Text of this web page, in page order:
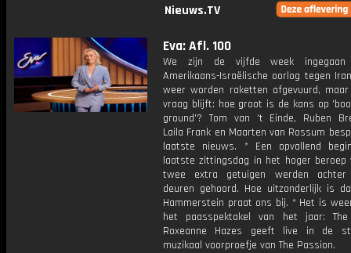
Nieuws.TV
Eva: Afl. 100
We zijn de vijfde week
Amerikaans-Israëlische oorlog tegen
weer worden raketten afgevuurd,
vraag blijft: hoe groot is de kans op
ground'? Tom van 't Einde, Ruben
Laila Frank en Maarten van Rossum
laatste nieuws. * Een opvallend
laatste zittingsdag in het hoger beroep
twee extra getuigen werden achter
deuren gehoord. Hoe uitzonderlijk is
Hammerstein praat ons bij. * Het is
het paasspektakel van het jaar: The
Roxeanne Hazes geeft live in de
muzikaal voorproefje van The Passion.